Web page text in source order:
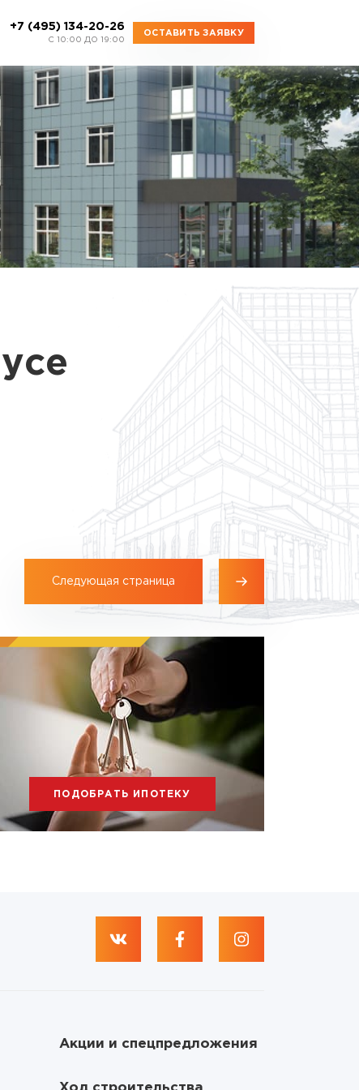
+7 (495) 134-20-26
C 10:00 ДО 19:00
ОСТАВИТЬ ЗАЯВКУ
Следующая страница
ПОДОБРАТЬ ИПОТЕКУ
Акции и спецпредложения